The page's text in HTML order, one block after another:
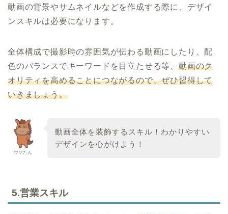
動画の背景やサムネイルなどを作成する際に、デザイ
ンスキルは必要になります。
全体構成で撮影時の雰囲気が伝わる動画にしたり、配
色のバランスでキーワードを目立たせる等、動画のク
オリティを高めることにつながるので、ぜひ習得して
いきましょう。
ウマたん
動画全体を装飾するスキル！わかりやすい
デザインを心がけよう！
5.営業スキル